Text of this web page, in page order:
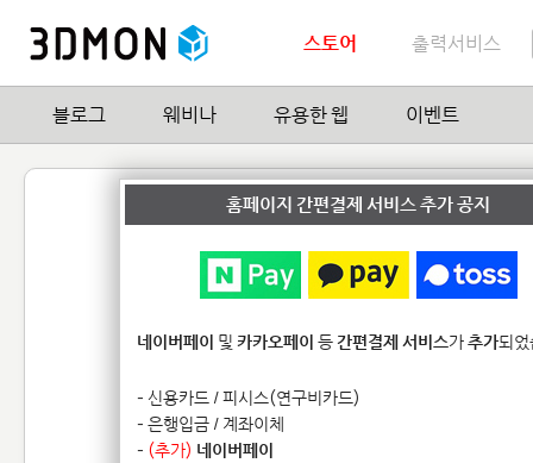
스토어 출력서비스
블로그 웨비나 유용한 웹 이벤트
3D몬 쓰리디몬즈 1/3 -
3D몬2 0 | Hit16,467
홈페이지 간편결제 서비스 추가 공지
네이버페이 및 카카오페이 등간편결제 서비스가추가되
- 신용카드 / 피시스(연구비카드)
- 은행입금 / 계좌이체
- (추가) 네이버페이